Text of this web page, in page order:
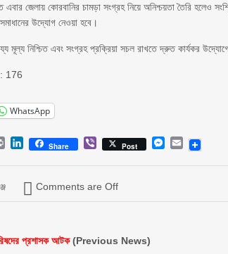
এবার জেলায় কোরবানির চামড়া সংগ্রহ নিয়ে অনিশ্চয়তা তৈরি হলেও
উদ্যোগ নেওয়া হবে।
মূল্য নিশ্চিত এবং সংগ্রহ প্রক্রিয়া সচল রাখতে দ্রুত কার্যকর
176
WhatsApp
Print LinkedIn
Share ViberPost Messenger
Email
Comments are Off
প্রশাসক আটক(Previous News)